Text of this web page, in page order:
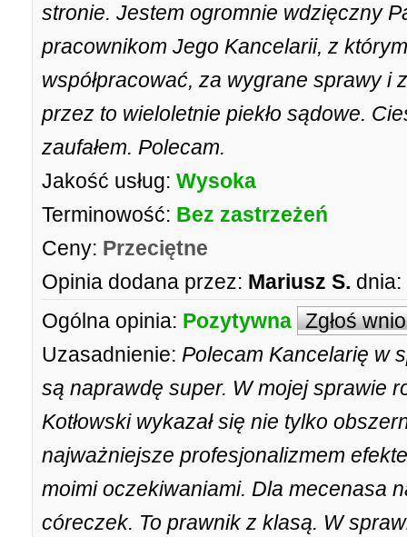
stronie. Jestem ogromnie wdzięczny
pracownikom Jego Kancelarii, z
współpracować, za wygrane sprawy i
przez to wieloletnie piekło sądowe.
zaufałem. Polecam.
Jakość usług: Wysoka
Terminowość: Bez zastrzeżeń
Ceny: Przeciętne
Opinia dodana przez: Mariusz S. dnia:
Ogólna opinia: Pozytywna Zgłoś
Uzasadnienie: Polecam Kancelarię w
są naprawdę super. W mojej sprawie
Kotłowski wykazał się nie tylko
najważniejsze profesjonalizmem
moimi oczekiwaniami. Dla mecenasa
córeczek. To prawnik z klasą. W